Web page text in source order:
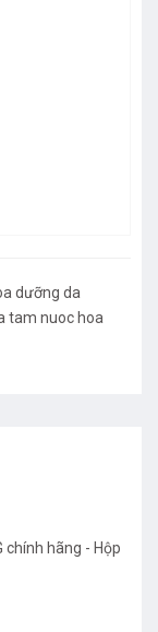
dưỡng da
tam nuoc hoa